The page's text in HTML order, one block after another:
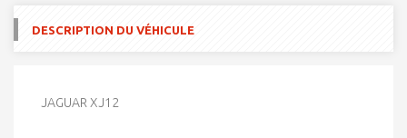
DESCRIPTION DU VÉHICULE
JAGUAR XJ12